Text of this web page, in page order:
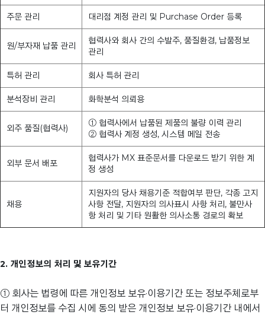
주문 관리 대리점 계정 관리 및 Purchase Order 등록
원/부자재 납품 관리
협력사와 회사 간의 수발주, 품질환경, 납품정보
관리
특허 관리 회사 특허 관리
분석장비 관리 화학분석 의뢰용
외주 품질(협력사)
① 협력사에서 납품된 제품의 불량 이력 관리
② 협력사 계정 생성, 시스템 메일 전송
외부 문서 배포
협력사가 MX 표준문서를 다운로드 받기 위한 계
정 생성
채용
지원자의 당사 채용기준 적합여부 판단, 각종 고지
사항 전달, 지원자의 의사표시 사항 처리, 불만사
항 처리 및 기타 원활한 의사소통 경로의 확보
2. 개인정보의 처리 및 보유기간
① 회사는 법령에 따른 개인정보 보유·이용기간 또는 정보주체로부
터 개인정보를 수집 시에 동의 받은 개인정보 보유·이용기간 내에서